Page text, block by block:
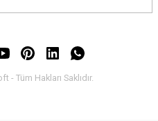
- Tüm Hakları Saklıdır.